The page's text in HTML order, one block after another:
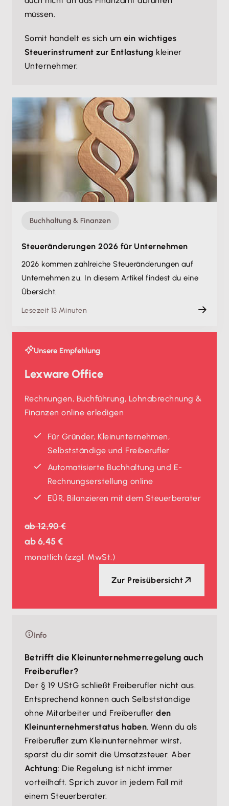
müssen.
Somit handelt es sich um ein wichtiges
Steuerinstrument zur Entlastung kleiner
Unternehmer.
Buchhaltung & Finanzen
Steueränderungen 2026 für Unternehmen
2026 kommen zahlreiche Steueränderungen auf
Unternehmen zu. In diesem Artikel findest du eine
Übersicht.
Lesezeit 13 Minuten
Unsere Empfehlung
Lexware Office
Rechnungen, Buchführung, Lohnabrechnung &
Finanzen online erledigen
Für Gründer, Kleinunternehmen,
Selbstständige und Freiberufler
Automatisierte Buchhaltung und E-
Rechnungserstellung online
EÜR, Bilanzieren mit dem Steuerberater
ab12,90 €
ab6,45 €
monatlich (zzgl. MwSt.)
Zur Preisübersicht
Info
Betrifft die Kleinunternehmerregelung auch
Freiberufler?
Der § 19 UStG schließt Freiberufler nicht aus.
Entsprechend können auch Selbstständige
ohne Mitarbeiter und Freiberuflerden
Kleinunternehmerstatus haben. Wenn du als
Freiberufler zum Kleinunternehmer wirst,
sparst du dir somit die Umsatzsteuer. Aber
Achtung: Die Regelung ist nicht immer
vorteilhaft. Sprich zuvor in jedem Fall mit
einem Steuerberater.